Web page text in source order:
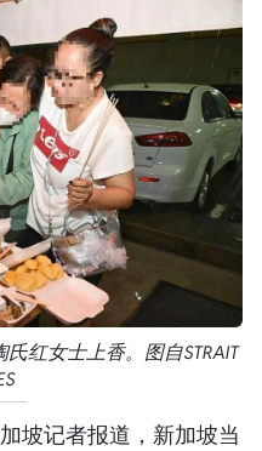
红女士上香。图自STRAIT
坡记者报道，新加坡当